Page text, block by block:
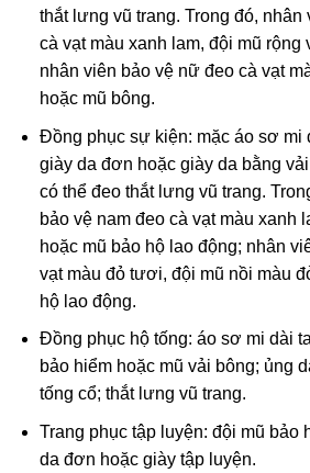
thắt lưng vũ trang. Trong đó, nhân
cà vạt màu xanh lam, đội mũ rộng
nhân viên bảo vệ nữ đeo cà vạt
hoặc mũ bông.
Đồng phục sự kiện: mặc áo sơ mi
giày da đơn hoặc giày da bằng
có thể đeo thắt lưng vũ trang.
bảo vệ nam đeo cà vạt màu xanh
hoặc mũ bảo hộ lao động; nhân
vạt màu đỏ tươi, đội mũ nồi màu
hộ lao động.
Đồng phục hộ tống: áo sơ mi dài
bảo hiểm hoặc mũ vải bông; ủng
tống cổ; thắt lưng vũ trang.
Trang phục tập luyện: đội mũ bảo
da đơn hoặc giày tập luyện.